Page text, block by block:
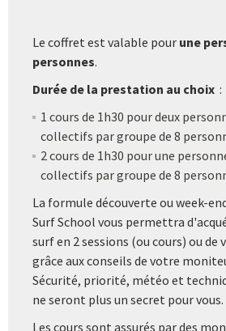
Le coffret est valable pour une
personnes.
Durée de la prestation au choix :
1 cours de 1h30 pour deux
collectifs par groupe de 8
2 cours de 1h30 pour une
collectifs par groupe de 8
La formule découverte ou week-
Surf School vous permettra
surf en 2 sessions (ou cours) ou
grâce aux conseils de votre
Sécurité, priorité, météo et
ne seront plus un secret pour vous.
Les cours sont assurés par des